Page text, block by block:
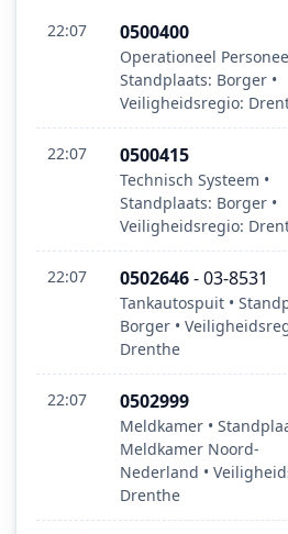
22:07 0500400
Operationeel
Standplaats: Borger •
Veiligheidsregio:
22:07 0500415
Technisch Systeem •
Standplaats: Borger •
Veiligheidsregio:
22:07 0502646- 03-8531
Tankautospuit •
Borger •
Drenthe
22:07 0502999
Meldkamer •
Meldkamer Noord-
Nederland •
Drenthe